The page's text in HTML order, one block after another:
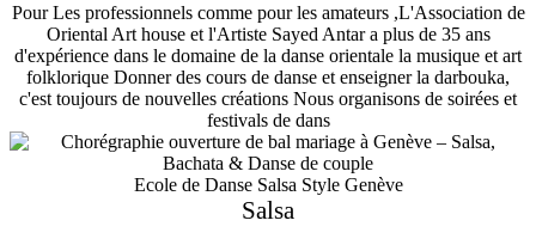
Pour Les professionnels comme pour les amateurs ,L'Association de
Oriental Art house et l'Artiste Sayed Antar a plus de 35 ans
d'expérience dans le domaine de la danse orientale la musique et art
folklorique Donner des cours de danse et enseigner la darbouka,
c'est toujours de nouvelles créations Nous organisons de soirées et
festivals de dans
Ecole de Danse Salsa Style Genève
Salsa